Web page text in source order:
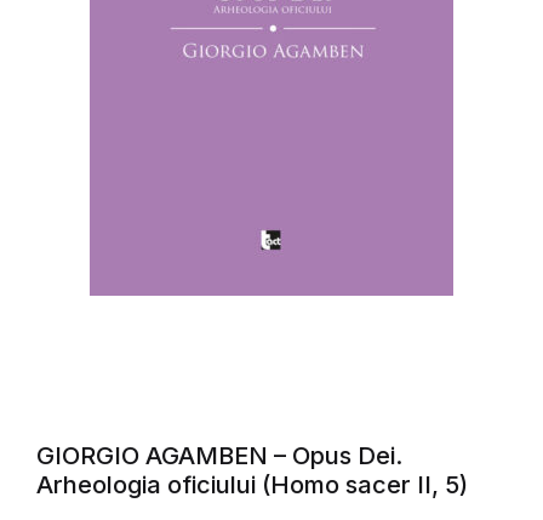
GIORGIO AGAMBEN – Opus Dei.
Arheologia oficiului (Homo sacer II, 5)